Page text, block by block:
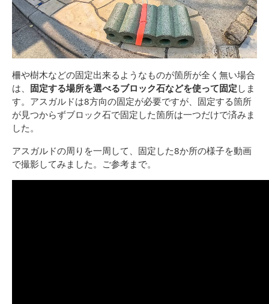
柵や樹木などの固定出来るようなものが箇所が全く無い場合
は、 固定する場所を選べるブロック石などを使って固定 しま
す。アスガルドは8方向の固定が必要ですが、固定する箇所
が見つからずブロック石で固定した箇所は一つだけで済みま
した。
アスガルドの周りを一周して、固定した8か所の様子を動画
で撮影してみました。ご参考まで。